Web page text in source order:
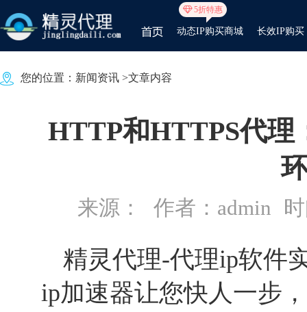
5折特惠
动态IP购买商城 长效IP购买
您的位置： 新闻资讯 >文章内容
HTTP和HTTPS代理
来源： 作者：admin
精灵代理-代理ip软件
ip加速器让您快人一步